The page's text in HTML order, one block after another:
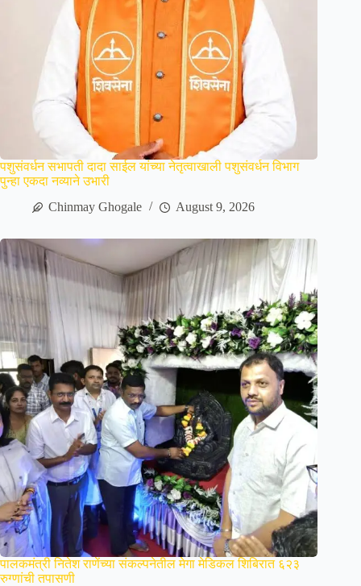
पशुसंवर्धन सभापती दादा साईल यांच्या नेतृत्वाखाली पशुसंवर्धन विभाग
पुन्हा एकदा नव्याने उभारी
Chinmay Ghogale
August 9, 2026
पालकमंत्री नितेश राणेंच्या संकल्पनेतील मेगा मेडिकल शिबिरात ६२३
रुग्णांची तपासणी